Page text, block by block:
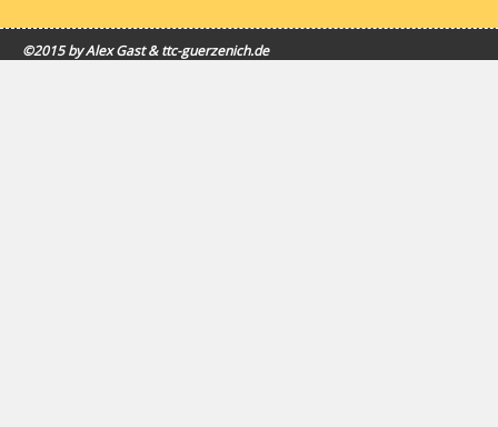
©2015 by Alex Gast & ttc-guerzenich.de